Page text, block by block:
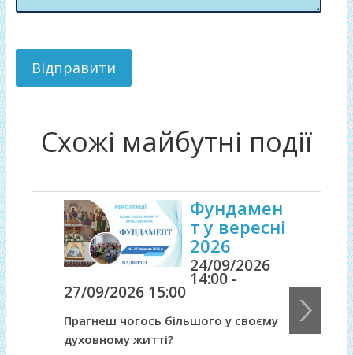
Схожі майбутні події
Фундамен
т у вересні
2026
24/09/2026
14:00 -
27/09/2026 15:00
Прагнеш чогось більшого у своєму
духовному житті?